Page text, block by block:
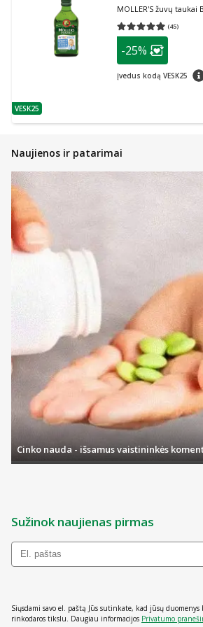
patarimas
VESK25
MOLLER'S žuvų taukai
(45)
Vidutinis įvertinimas 4.89
patarimas
Lojalumo
-25%
Įvedus kodą VESK25
Naujienos ir patarimai
Cinko nauda - išsamus vaistininkės
Sužinok naujienas pirmas
Siųsdami savo el. paštą Jūs sutinkate, kad jūsų
rinkodaros tikslu. Daugiau informacijos Privatumo